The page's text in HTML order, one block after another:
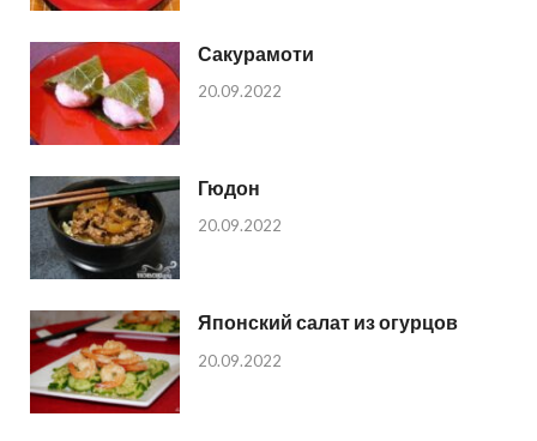
Сакурамоти
20.09.2022
Гюдон
20.09.2022
Японский салат из огурцов
20.09.2022